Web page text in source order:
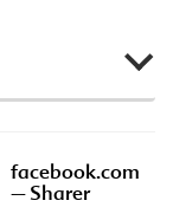
facebook.com
– Sharer